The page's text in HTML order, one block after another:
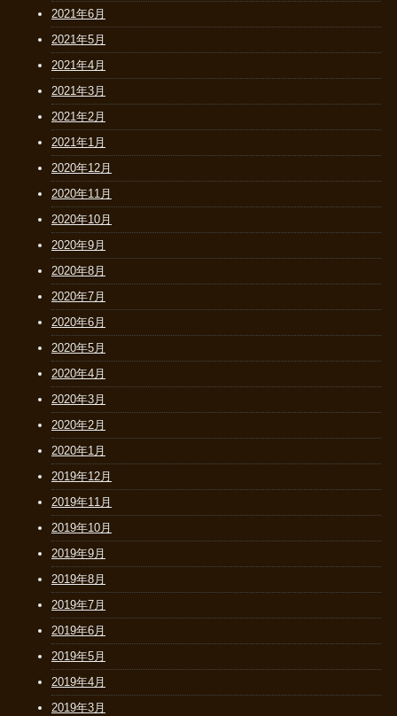
2021年6月
2021年5月
2021年4月
2021年3月
2021年2月
2021年1月
2020年12月
2020年11月
2020年10月
2020年9月
2020年8月
2020年7月
2020年6月
2020年5月
2020年4月
2020年3月
2020年2月
2020年1月
2019年12月
2019年11月
2019年10月
2019年9月
2019年8月
2019年7月
2019年6月
2019年5月
2019年4月
2019年3月